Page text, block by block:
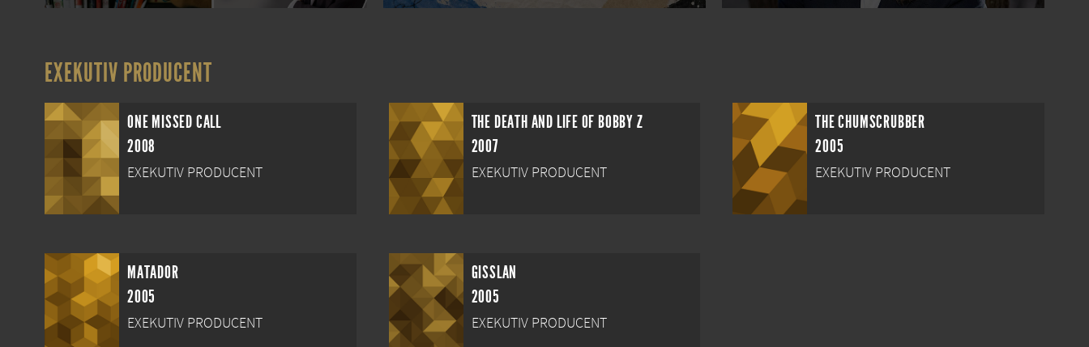
EXEKUTIV PRODUCENT
ONE MISSED CALL
2008
EXEKUTIV PRODUCENT
THE DEATH AND LIFE OF BOBBY Z
2007
EXEKUTIV PRODUCENT
THE CHUMSCRUBBER
2005
EXEKUTIV PRODUCENT
MATADOR
2005
EXEKUTIV PRODUCENT
GISSLAN
2005
EXEKUTIV PRODUCENT